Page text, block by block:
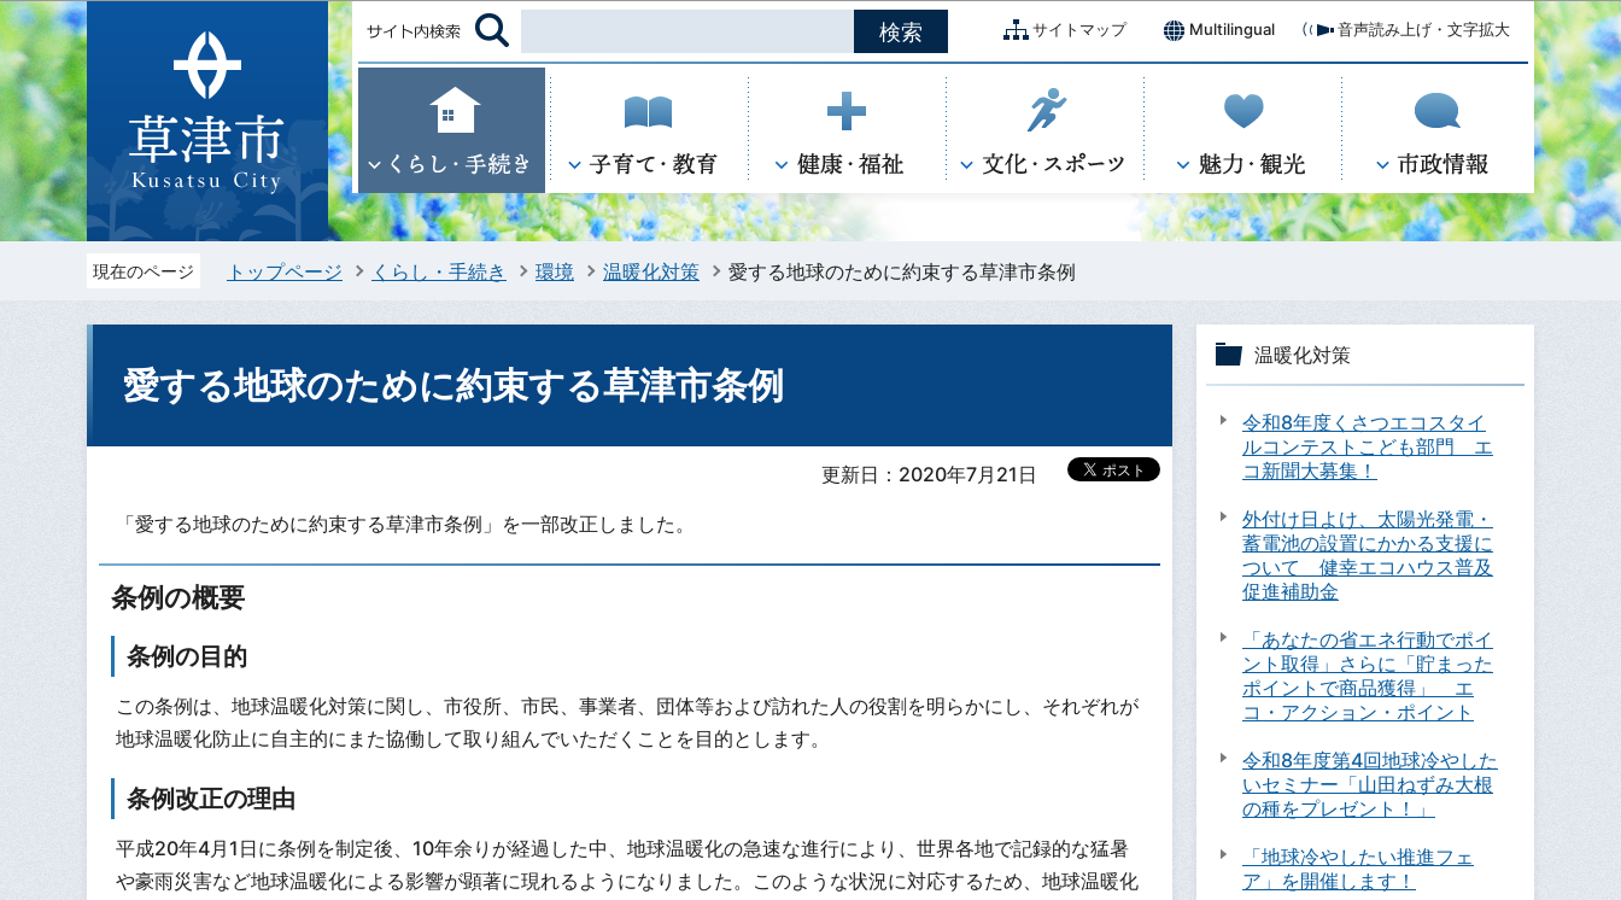
このページの本文へ移動
サイトマップ Multilingual 音声読み上げ・文字拡大
現在のページ トップページ くらし・手続き 環境 温暖化対策 愛する地球のために約束する草津市条例
愛する地球のために約束する草津市条例
更新日：2020年7月21日
「愛する地球のために約束する草津市条例」を一部改正しました。
条例の概要
条例の目的
この条例は、地球温暖化対策に関し、市役所、市民、事業者、団体等および訪れた人の役割を明らかにし、それぞれが
地球温暖化防止に自主的にまた協働して取り組んでいただくことを目的とします。
条例改正の理由
平成20年4月1日に条例を制定後、10年余りが経過した中、地球温暖化の急速な進行により、世界各地で記録的な猛暑
や豪雨災害など地球温暖化による影響が顕著に現れるようになりました。このような状況に対応するため、地球温暖化
温暖化対策
令和8年度くさつエコスタイ
ルコンテストこども部門 エ
コ新聞大募集！
外付け日よけ、太陽光発電・
蓄電池の設置にかかる支援に
ついて 健幸エコハウス普及
促進補助金
「あなたの省エネ行動でポイ
ント取得」さらに「貯まった
ポイントで商品獲得」 エ
コ・アクション・ポイント
令和8年度第4回地球冷やした
いセミナー「山田ねずみ大根
の種をプレゼント！」
「地球冷やしたい推進フェ
ア」を開催します！